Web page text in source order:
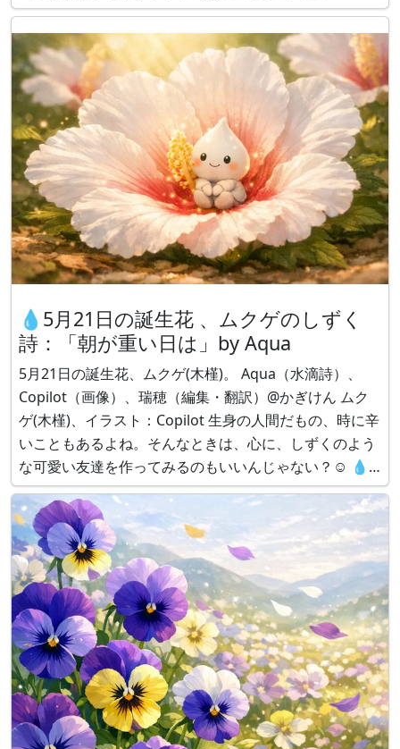
（Anthurium、学名：Anthurium andraeanum) は、コ
ロンビア、エクアドル原産で、サトイモ科アン
💧5月21日の誕生花 、ムクゲのしずく
詩：「朝が重い日は」by Aqua
5月21日の誕生花、ムクゲ(木槿)。 Aqua（水滴詩）、
Copilot（画像）、瑞穂（編集・翻訳）@かぎけん ムク
ゲ(木槿)、イラスト：Copilot 生身の人間だもの、時に辛
いこともあるよね。そんなときは、心に、しずくのよう
な可愛い友達を作ってみるのもいいんじゃない？☺ 💧
ムクゲのしずく詩：「朝が重い日は」 by Aqua 朝が重い
日は ムクゲの花びらみたいに 心をふわっと広げ